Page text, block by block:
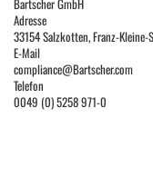
Bartscher GmbH
Adresse
33154 Salzkotten, Franz-
E-Mail
compliance@Bartscher.com
Telefon
0049 (0) 5258 971-0